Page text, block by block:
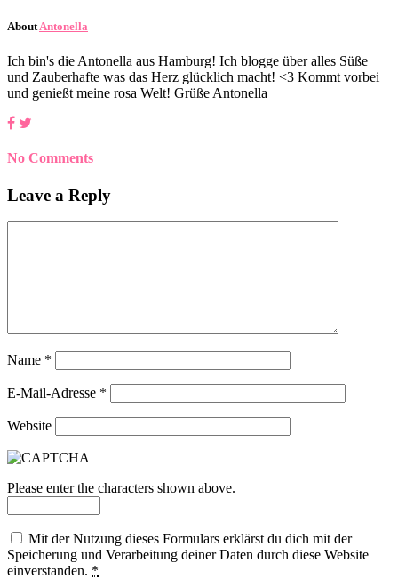
About Antonella
Ich bin's die Antonella aus Hamburg! Ich blogge über alles Süße
und Zauberhafte was das Herz glücklich macht! <3 Kommt vorbei
und genießt meine rosa Welt! Grüße Antonella
No Comments
Leave a Reply
Name *
E-Mail-Adresse *
Website
Please enter the characters shown above.
Mit der Nutzung dieses Formulars erklärst du dich mit der
Speicherung und Verarbeitung deiner Daten durch diese Website
einverstanden. *